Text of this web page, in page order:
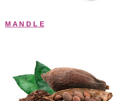
M A N D L E